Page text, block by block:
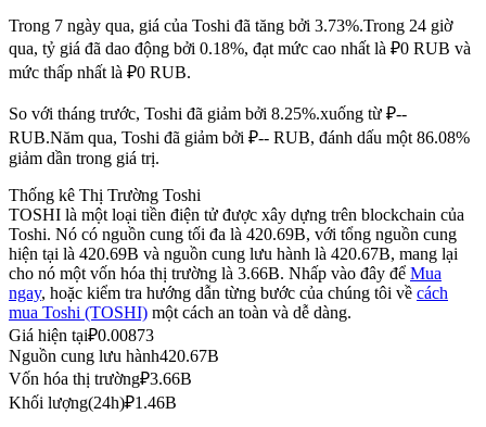
USDC Futures vĩnh cửu
Futures sử dụng USDC làm tài sản thế chấp
Sao chép Giao dịch
Tham gia cùng các nhà giao dịch hàng đầu
Trong 7 ngày qua, giá của Toshi đã tăng bởi 3.73%.Trong 24 giờ
qua, tỷ giá đã dao động bởi 0.18%, đạt mức cao nhất là ₽0 RUB và
mức thấp nhất là ₽0 RUB.
So với tháng trước, Toshi đã giảm bởi 8.25%.xuống từ ₽--
RUB.Năm qua, Toshi đã giảm bởi ₽-- RUB, đánh dấu một 86.08%
giảm dần trong giá trị.
Thống kê Thị Trường Toshi
TOSHI là một loại tiền điện tử được xây dựng trên blockchain của
Toshi. Nó có nguồn cung tối đa là 420.69B, với tổng nguồn cung
hiện tại là 420.69B và nguồn cung lưu hành là 420.67B, mang lại
cho nó một vốn hóa thị trường là 3.66B. Nhấp vào đây để Mua
ngay, hoặc kiểm tra hướng dẫn từng bước của chúng tôi về cách
mua Toshi (TOSHI) một cách an toàn và dễ dàng.
Giá hiện tại₽0.00873
Nguồn cung lưu hành420.67B
Vốn hóa thị trường₽3.66B
Khối lượng(24h)₽1.46B